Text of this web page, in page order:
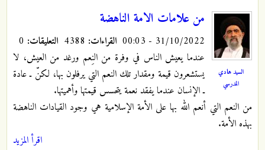
السيد هادي
المدرسي
من علامات الامة الناهضة
31/10/2022 - 00:03 القراءات: التعليقات:
عندما يعيش الناس في وفرة من النِعم ورغد من العيش، لا
يستشعرون قيمة ومقدار تلك النعم التي يرفلون بها، لكنّ ـ عادة
ـ الإنسان عندما يفقد نعمة يتحسس قيمتها وأهميتها.
من النعم التي أنعم الله بها على الأمة الإسلامية هي وجود القيادات الناهضة
بهذه الأمة.
اقرأ المزيد